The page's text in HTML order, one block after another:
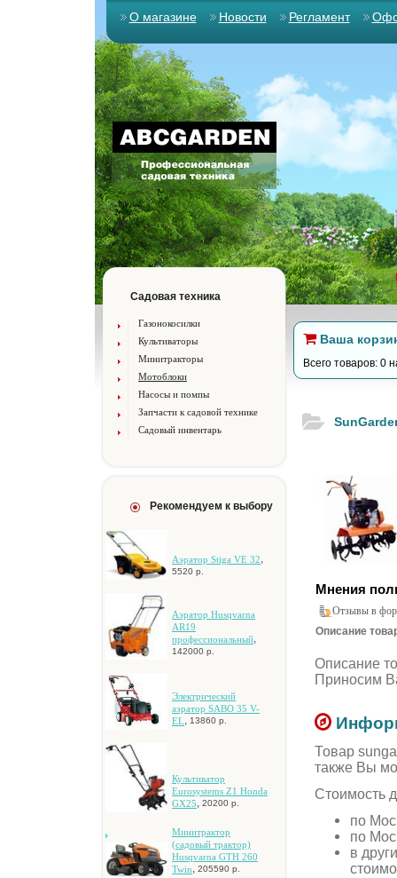
О магазине Новости Регламент
Садовая техника
Газонокосилки
Культиваторы
Минитракторы
Мотоблоки
Насосы и помпы
Запчасти к садовой технике
Садовый инвентарь
Рекомендуем к выбору
Aэpaтop Stiga VE 32,
5520 р.
Aэpaтop Husqvarna
AR19
пpoфeccиoнaльный,
142000 р.
Электрический
аэратор SABO 35 V-
EL, 13860 р.
Культиватор
Eurosystems Z1 Honda
GX25
20200 р.
Mинитpaктop
(caдoвый тpaктop)
Husqvarna GTH 260
Twin
205590 р.
Ваша
Всего товаров: 0
Мнения
Отзывы в
Описание
Описание
Приносим
Товар
также Вы
Стоимость
по
по
в